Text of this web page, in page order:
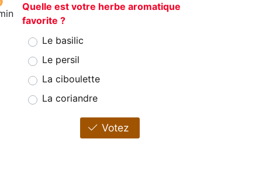
Quelle est votre herbe aromatique
favorite ?
Le basilic
Le persil
La ciboulette
La coriandre
Votez